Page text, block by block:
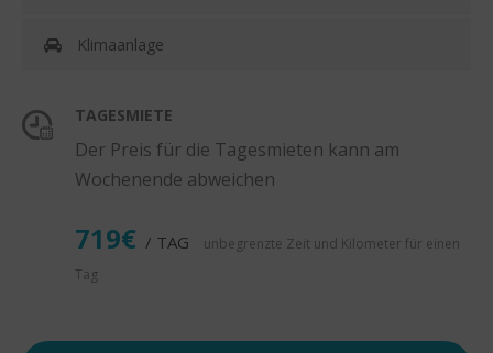
Klimaanlage
TAGESMIETE
Der Preis für die Tagesmieten kann am
Wochenende abweichen
719€ / TAG
unbegrenzte Zeit und Kilometer für einen
Tag